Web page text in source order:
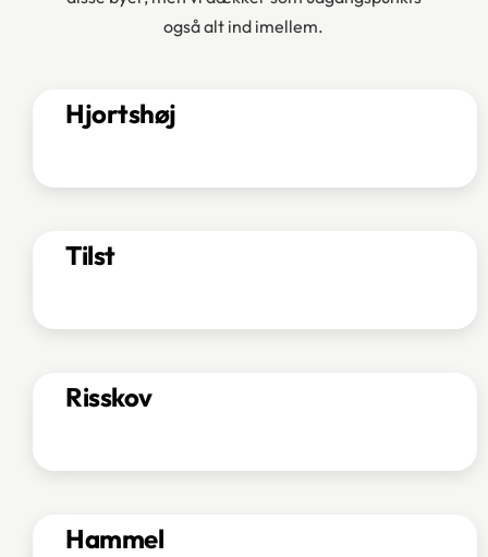
også alt ind imellem.
Hjortshøj
Tilst
Risskov
Hammel